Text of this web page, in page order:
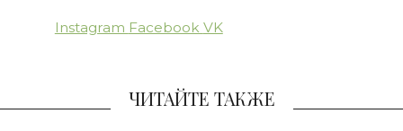
Instagram Facebook VK
ЧИТАЙТЕ ТАКЖЕ